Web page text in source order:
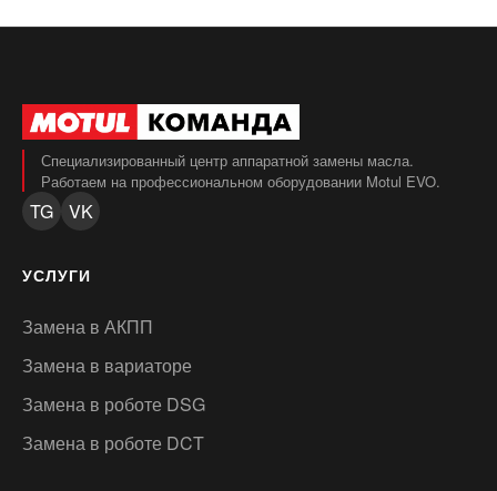
Специализированный центр аппаратной замены масла.
Работаем на профессиональном оборудовании Motul EVO.
TG VK
УСЛУГИ
Замена в АКПП
Замена в вариаторе
Замена в роботе DSG
Замена в роботе DCT